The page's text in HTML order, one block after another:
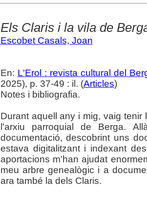
Els Claris i la vila de
Escobet Casals, Joan
En: L'Erol : revista cultural del
2025), p. 37-49 : il. (Articles)
Notes i bibliografia.
Durant aquell any i mig, vaig
l'arxiu parroquial de Berga.
documentació, descobrint uns
estava digitalitzant i indexant
aportacions m'han ajudat
meu arbre genealògic i a
ara també la dels Claris.